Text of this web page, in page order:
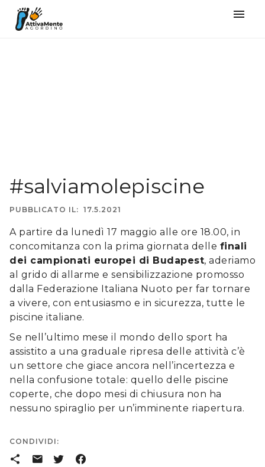
󰍜
CONDIVIDI:
󰒗 󰇮 󰕄 󰈌
A partire da lunedì 17 maggio alle ore 18.00, in
concomitanza con la prima giornata delle finali
dei campionati europei di Budapest, aderiamo
al grido di allarme e sensibilizzazione promosso
dalla Federazione Italiana Nuoto per far tornare
a vivere, con entusiasmo e in sicurezza, tutte le
piscine italiane.
Se nell’ultimo mese il mondo dello sport ha
assistito a una graduale ripresa delle attività c’è
un settore che giace ancora nell’incertezza e
nella confusione totale: quello delle piscine
coperte, che dopo mesi di chiusura non ha
nessuno spiraglio per un’imminente riapertura.
#salviamolepiscine
PUBBLICATO IL: 17.5.2021